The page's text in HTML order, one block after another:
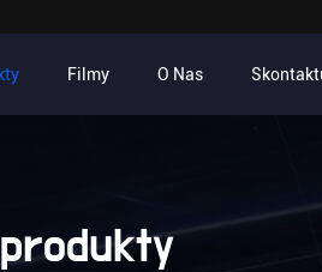
Filmy O Nas
produkty